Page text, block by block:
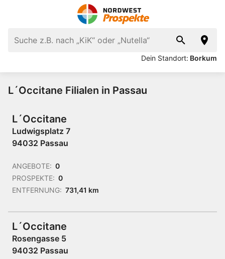
Dein Standort: Borkum
L´Occitane Filialen in Passau
L´Occitane
Ludwigsplatz 7
94032 Passau
ANGEBOTE: 0
PROSPEKTE: 0
ENTFERNUNG: 731,41 km
L´Occitane
Rosengasse 5
94032 Passau